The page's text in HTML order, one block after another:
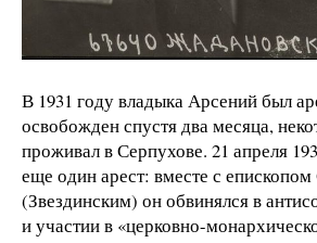
В 1931 году владыка Арсений был
освобожден спустя два месяца,
проживал в Серпухове. 21 апреля
еще один арест: вместе с
(Звездинским) он обвинялся в
и участии в «церковно-